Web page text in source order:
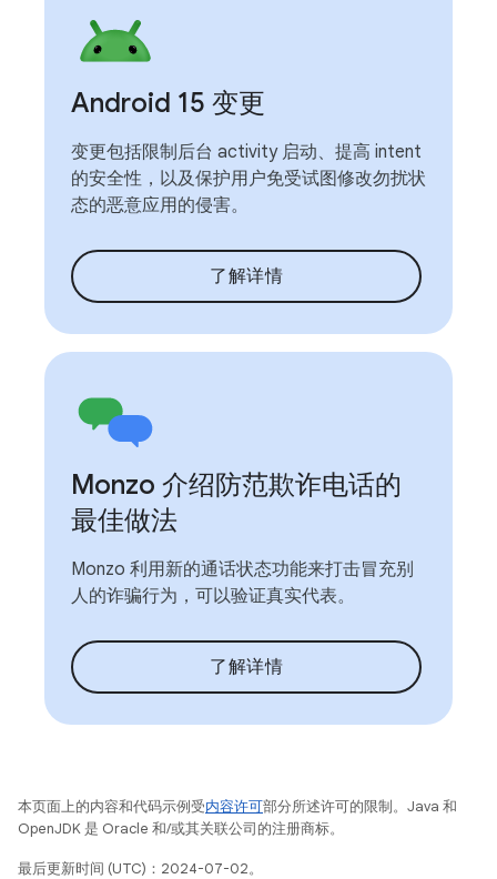
Android 15 变更
变更包括限制后台 activity 启动、提高 intent
的安全性，以及保护用户免受试图修改勿扰状
态的恶意应用的侵害。
了解详情
Monzo 介绍防范欺诈电话的
最佳做法
Monzo 利用新的通话状态功能来打击冒充别
人的诈骗行为，可以验证真实代表。
了解详情
本页面上的内容和代码示例受内容许可部分所述许可的限制。Java 和
OpenJDK 是 Oracle 和/或其关联公司的注册商标。
最后更新时间 (UTC)：2024-07-02。